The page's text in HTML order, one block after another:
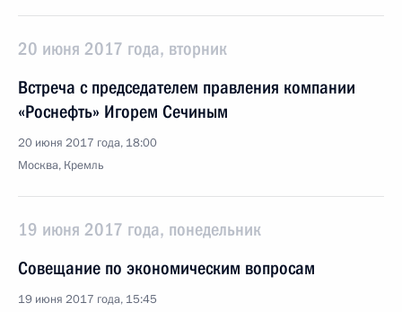
20 июня 2017 года, вторник
Встреча с председателем правления компании
«Роснефть» Игорем Сечиным
20 июня 2017 года, 18:00
Москва, Кремль
19 июня 2017 года, понедельник
Совещание по экономическим вопросам
19 июня 2017 года, 15:45